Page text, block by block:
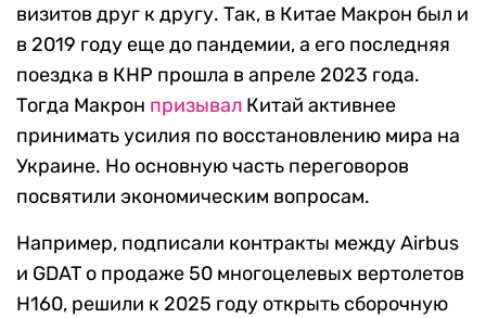
визитов друг к другу. Так, в Китае Макрон был и
в 2019 году еще до пандемии, а его последняя
поездка в КНР прошла в апреле 2023 года.
Тогда Макрон призывал Китай активнее
принимать усилия по восстановлению мира на
Украине. Но основную часть переговоров
посвятили экономическим вопросам.
Например, подписали контракты между Airbus
и GDAT о продаже 50 многоцелевых вертолетов
H160, решили к 2025 году открыть сборочную